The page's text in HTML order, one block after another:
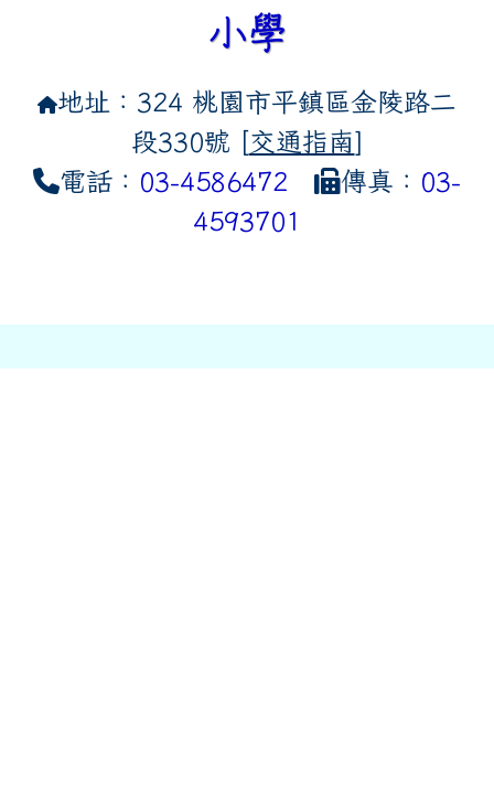
小學
地址：324 桃園市平鎮區金陵路二
段330號 [交通指南]
電話： 03-4586472 傳真： 03-
4593701